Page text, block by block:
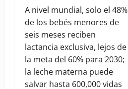
A nivel mundial, solo el 48%
de los bebés menores de
seis meses reciben
lactancia exclusiva, lejos de
la meta del 60% para 2030;
la leche materna puede
salvar hasta 600,000 vidas